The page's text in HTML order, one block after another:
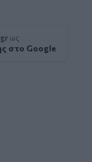
ως
στο Google